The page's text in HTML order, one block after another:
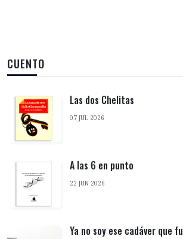
CUENTO
Las dos Chelitas
07 JUL 2026
A las 6 en punto
22 JUN 2026
Ya no soy ese cadáver que